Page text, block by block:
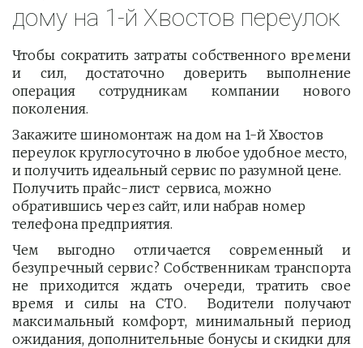
дому на 1-й Хвостов переулок
Чтобы сократить затраты собственного времени
и сил, достаточно доверить выполнение
операция сотрудникам компании нового
поколения.
Закажите шиномонтаж на дом на 1-й Хвостов
переулок круглосуточно в любое удобное место,
и получить идеальный сервис по разумной цене.
Получить прайс-лист  сервиса, можно
обратившись через сайт, или набрав номер
телефона предприятия.
Чем выгодно отличается современный и
безупречный сервис? Собственникам транспорта
не приходится ждать очереди, тратить свое
время и силы на СТО. Водители получают
максимальный комфорт, минимальный период
ожидания, дополнительные бонусы и скидки для